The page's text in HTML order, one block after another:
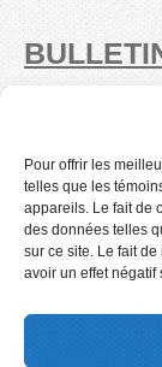
Pour offrir les
telles que les
appareils. Le fait de
des données telles
sur ce site. Le fait
avoir un effet négatif
Nous vous
enfant pour
Portail Parents.
internet de